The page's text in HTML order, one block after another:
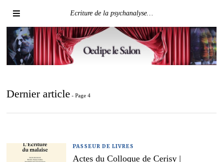
Ecriture de la psychanalyse…
Dernier article - Page 4
PASSEUR DE LIVRES
Actes du Colloque de Cerisy |